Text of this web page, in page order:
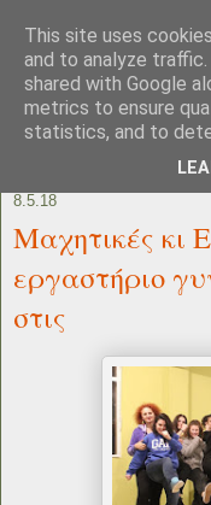
8.5.18
Μαχητικές κι
εργαστήριο
στις
This site uses
and to analyze traffic.
shared with Google
metrics to ensure
statistics, and to